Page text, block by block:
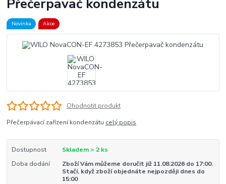
Novinka Akce
Ohodnotit produkt
Přečerpávací zařízení kondenzátu celý popis
Dostupnost
Skladem > 2 ks
Doba dodání
Zboží Vám můžeme doručit již 11.08.2026 do 17:00.
Stačí, když zboží objednáte nejpozději dnes do
15:00